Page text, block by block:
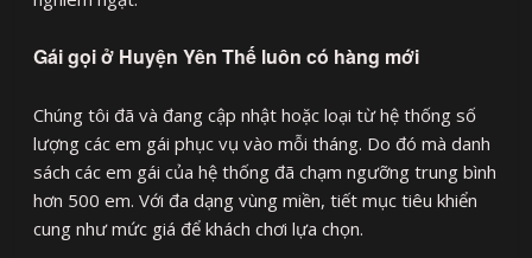
Gái gọi ở Huyện Yên Thế luôn có hàng mới
Chúng tôi đã và đang cập nhật hoặc loại từ hệ thống số
lượng các em gái phục vụ vào mỗi tháng. Do đó mà danh
sách các em gái của hệ thống đã chạm ngưỡng trung bình
hơn 500 em. Với đa dạng vùng miền, tiết mục tiêu khiển
cung như mức giá để khách chơi lựa chọn.